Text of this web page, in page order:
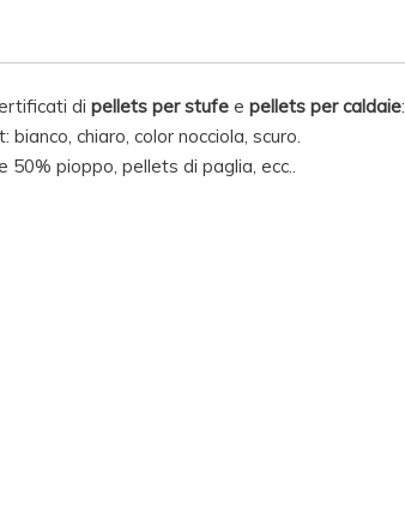
dipellets per stufe epellets per caldaie:
chiaro, color nocciola, scuro.
pioppo, pellets di paglia, ecc..